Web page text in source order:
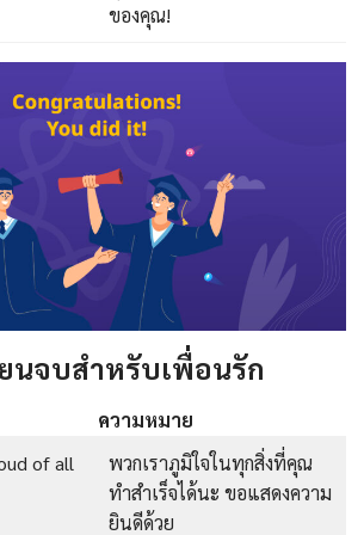
ของคุณ!
นจบสำหรับเพื่อนรัก
ความหมาย
of all
พวกเราภูมิใจในทุกสิ่งที่คุณ
ทำสำเร็จได้นะ ขอแสดงความ
ยินดีด้วย